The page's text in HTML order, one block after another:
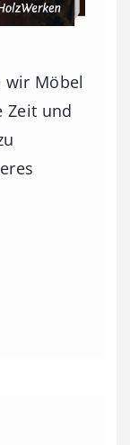
wir Möbel
Zeit und